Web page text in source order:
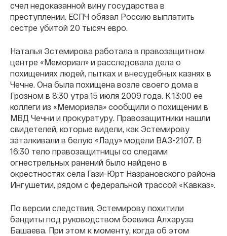
счел недоказанной вину государства в
преступлении. ЕСПЧ обязал Россию выплатить
сестре убитой 20 тысяч евро.
Наталья Эстемирова работала в правозащитном
центре «Мемориал» и расследовала дела о
похищениях людей, пытках и внесудебных казнях в
Чечне. Она была похищена возле своего дома в
Грозном в 8:30 утра 15 июля 2009 года. К 13:00 ее
коллеги из «Мемориала» сообщили о похищении в
МВД Чечни и прокуратуру. Правозащитники нашли
свидетелей, которые видели, как Эстемирову
заталкивали в белую «Ладу» модели ВАЗ-2107. В
16:30 тело правозащитницы со следами
огнестрельных ранений было найдено в
окрестностях села Гази-Юрт Назрановского района
Ингушетии, рядом с федеральной трассой «Кавказ».
По версии следствия, Эстемирову похитили
бандиты под руководством боевика Алхаруза
Башаева. При этом к моменту, когда об этом